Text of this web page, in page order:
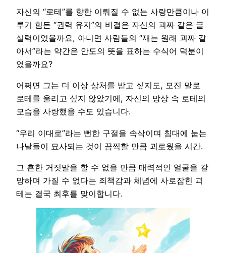
자신의 “로테”를 향한 이뤄질 수 없는 사랑만큼이나 이
루기 힘든 “권력 유지”의 비결은 자신의 괴짜 같은 글
실력이었을까요, 아니면 사람들의 “쟤는 원래 괴짜 같
아서”라는 약간은 안도의 뜻을 표하는 수식어 덕분이
었을까요?
어쩌면 그는 더 이상 상처를 받고 싶지도, 모진 말로
로테를 울리고 싶지 않았기에, 자신의 망상 속 로테의
모습을 사랑했을 수도 있습니다.
“우리 이대로”라는 뻔한 구절을 속삭이며 침대에 눕는
나날들이 묘사되는 것이 끔찍할 만큼 괴로웠을 시간.
그 흔한 거짓말을 할 수 없을 만큼 매력적인 얼굴을 갈
망하며 가질 수 없다는 죄책감과 체념에 사로잡힌 괴
테는 결국 최후를 맞이합니다.